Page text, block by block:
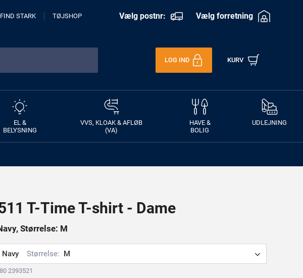
FIND STARK TØJSHOP Vælg postnr: Vælg forretning
LOG IND KURV
EL &
BELYSNING
VVS, KLOAK & AFLØB
(VA)
HAVE &
BOLIG
UDLEJNING
T-Time T-shirt - Dame
Størrelse: M
Navy Størrelse: M
2393521